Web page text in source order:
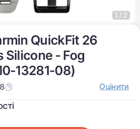
QuickFit 26
Silicone - Fog
13281-08)
Оцінити
1 / 2